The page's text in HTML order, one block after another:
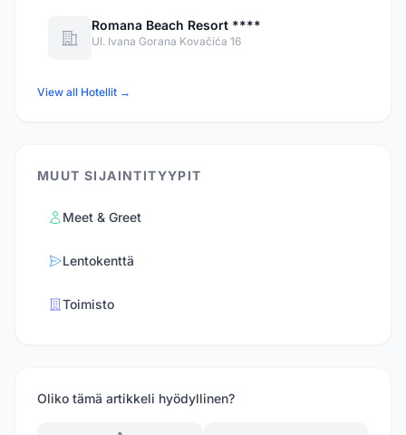
Romana Beach Resort ****
Ul. Ivana Gorana Kovačića 16
View all Hotellit →
MUUT SIJAINTITYYPIT
Meet & Greet
Lentokenttä
Toimisto
Oliko tämä artikkeli hyödyllinen?